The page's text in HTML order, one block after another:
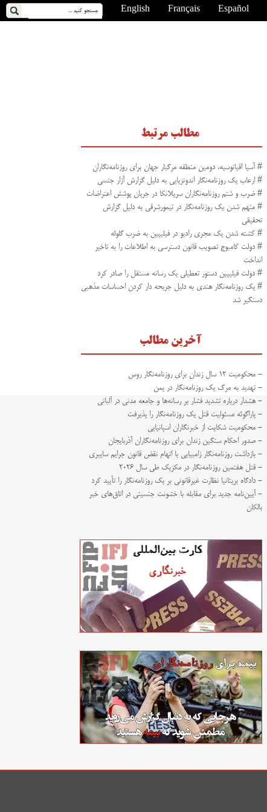
English Français Español
مطالب مرتبط
# آسیا اقیانوسیه، دومین منطقه مرگبار جهان برای روزنامه‌نگاران
# ارعاب یک روزنامه‌نگار اندونزیایی به دلیل گزارش آزار جنسی
# ضرب و شتم روزنامه‌نگاران سریلانکا در جریان پوشش اعتراضات
# متهم شدن یک روزنامه‌نگار در تیمورشرقی به دلیل گزارش
تحقیقی
# کشته شدن یک مجری رادیو در فیلیپین به ضرب گلوله
# دولت کامبوج تصویب قانون دسترسی به اطلاعات را به تاخیر
انداخت
# دولت فیلیپین دستور تعطیلی یک رسانه مستقل را صادر کرد
# یک روزنامه‌نگار هندی به دلیل جریحه دار کردن احساسات مذهبی
دستگیر شد
آخرین مطالب
- محکومیت ۱۲ سال زندان برای روزنامه‌نگار روس
- تهدید به مرگ یک روزنامه‌نگار در یمن
- هشدار درباره تشدید فشار بر رسانه‌ها و جامعه مدنی در آلبانی
- پاراگوئه مسئولیت قتل یک روزنامه‌نگار را پذیرفت
- محکومیت شکایت از خبرنگاران اسپانیایی
- صدور احکام سنگین زندان برای روزنامه‌نگاران آذربایجان
- بازداشت روزنامه‌نگار زامبیایی با اتهام نقض قانون جرایم سایبری
- قتل هفتمین روزنامه‌نگار در مکزیک طی سال ۲۰۲۶
- دادگاه بریتانیا نظارت غیرقانونی بر یک روزنامه‌نگار را تأیید کرد
- آیین‌نامه جدید برای مقابله با خشونت جنسیتی در اتاق‌های خبر
بالکان